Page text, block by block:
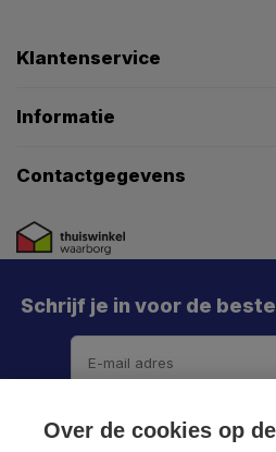
Klantenservice
Informatie
Contactgegevens
Schrijf je in voor de
Over de cookies op
Meld je aan en mis geen enkele
of nieuwe deal meer. Én je krijgt